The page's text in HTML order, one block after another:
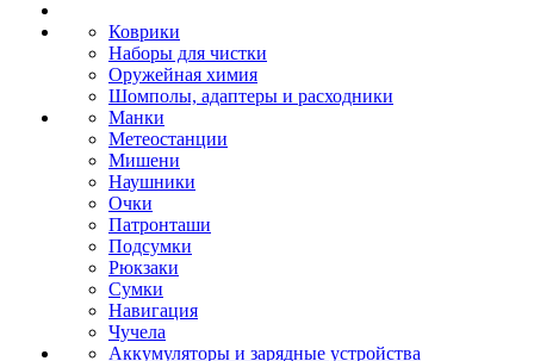
Коврики
Наборы для чистки
Оружейная химия
Шомполы, адаптеры и расходники
Манки
Метеостанции
Мишени
Наушники
Очки
Патронташи
Подсумки
Рюкзаки
Сумки
Навигация
Чучела
Аккумуляторы и зарядные устройства